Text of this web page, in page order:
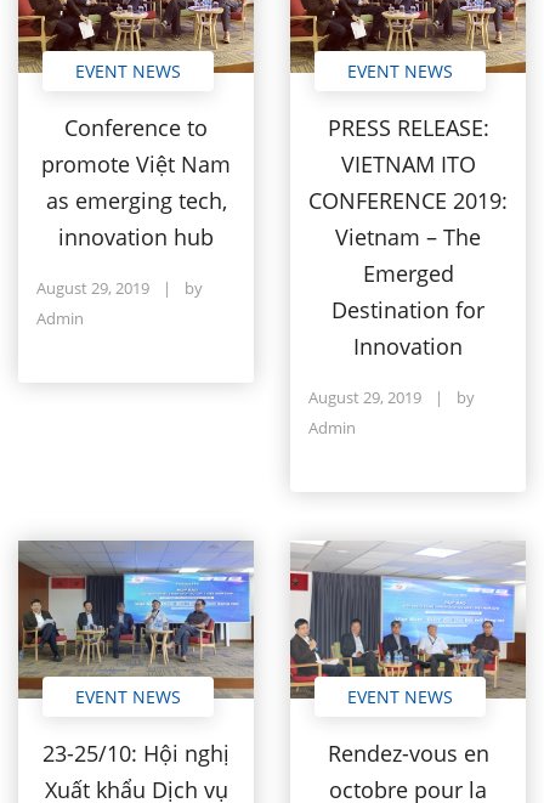
EVENT NEWS
Conference to
promote Việt Nam
as emerging tech,
innovation hub
August 29, 2019 |
by
Admin
EVENT NEWS
PRESS RELEASE:
VIETNAM ITO
CONFERENCE 2019:
Vietnam – The
Emerged
Destination for
Innovation
August 29, 2019 |
by
Admin
EVENT NEWS
23-25/10: Hội nghị
Xuất khẩu Dịch vụ
EVENT NEWS
Rendez-vous en
octobre pour la